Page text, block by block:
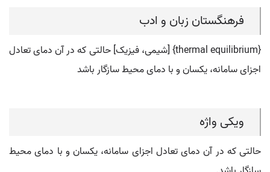
فرهنگستان زبان و ادب
{thermal equilibrium} [شیمی، فیزیک] حالتی که در آن دمای تعادل
اجزای سامانه، یکسان و با دمای محیط سازگار باشد
ویکی واژه
حالتی که در آن دمای تعادل اجزای سامانه، یکسان و با دمای محیط